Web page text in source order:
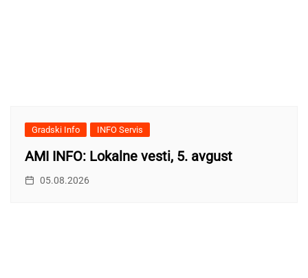
Gradski Info INFO Servis
AMI INFO: Lokalne vesti, 5. avgust
05.08.2026